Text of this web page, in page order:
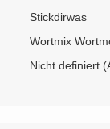
Stickdirwas
Wortmix
Nicht definiert